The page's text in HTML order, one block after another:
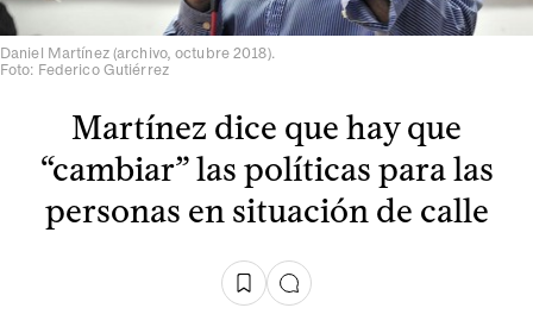
Daniel Martínez (archivo, octubre 2018).
Foto: Federico Gutiérrez
Martínez dice que hay que
“cambiar” las políticas para las
personas en situación de calle